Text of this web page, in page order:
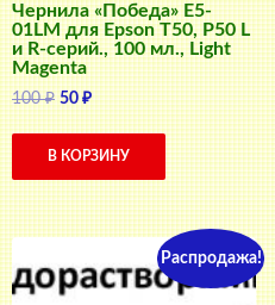
Чернила «Победа» E5-
01LM для Epson T50, P50 L
и R-серий., 100 мл., Light
Magenta
100₽ Первоначальная
цена
составляла
50₽Текущая
цена:
50 ₽.
В КОРЗИНУ
Распродажа!